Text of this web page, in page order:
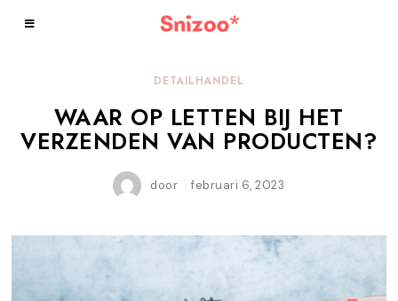
DETAILHANDEL
WAAR OP LETTEN BIJ HET
VERZENDEN VAN PRODUCTEN?
door februari 6, 2023
r